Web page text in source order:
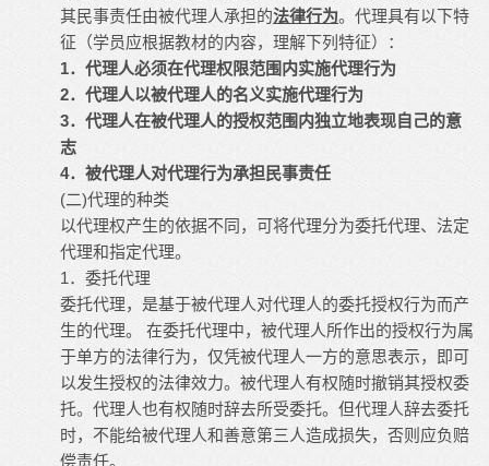
其民事责任由被代理人承担的法律行为。代理具有以下特
征（学员应根据教材的内容，理解下列特征）：
1．代理人必须在代理权限范围内实施代理行为
2．代理人以被代理人的名义实施代理行为
3．代理人在被代理人的授权范围内独立地表现自己的意
志
4．被代理人对代理行为承担民事责任
(二)代理的种类
以代理权产生的依据不同，可将代理分为委托代理、法定
代理和指定代理。
1．委托代理
委托代理，是基于被代理人对代理人的委托授权行为而产
生的代理。 在委托代理中，被代理人所作出的授权行为属
于单方的法律行为，仅凭被代理人一方的意思表示，即可
以发生授权的法律效力。被代理人有权随时撤销其授权委
托。代理人也有权随时辞去所受委托。但代理人辞去委托
时，不能给被代理人和善意第三人造成损失，否则应负赔
偿责任。